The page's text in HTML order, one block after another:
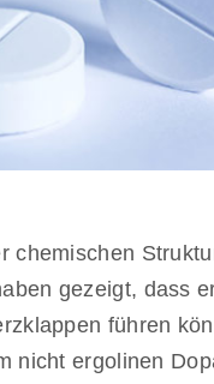
chemischen
gezeigt, dass
führen
nicht ergolinen